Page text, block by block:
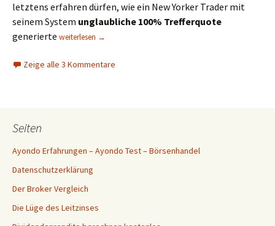
letztens erfahren dürfen, wie ein New Yorker Trader mit
seinem System unglaubliche 100% Trefferquote
generierte Gibt es 100% Trefferquote ?
weiterlesen →
Zeige alle 3 Kommentare
Seiten
Ayondo Erfahrungen – Ayondo Test – Börsenhandel
Datenschutzerklärung
Der Broker Vergleich
Die Lüge des Leitzinses